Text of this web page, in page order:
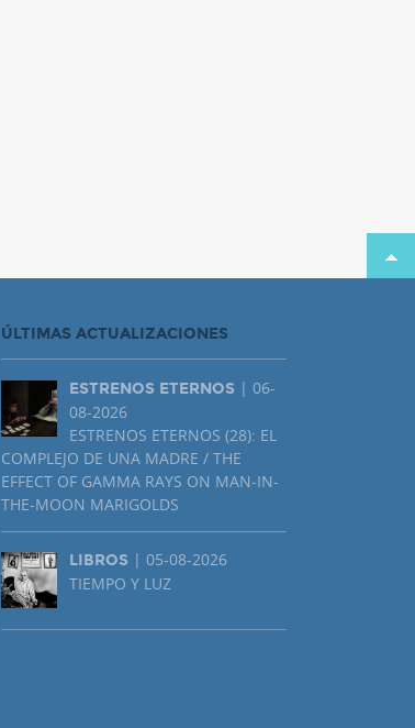
ÚLTIMAS ACTUALIZACIONES
ESTRENOS ETERNOS | 06-
08-2026
ESTRENOS ETERNOS (28): EL
COMPLEJO DE UNA MADRE / THE
EFFECT OF GAMMA RAYS ON MAN-IN-
THE-MOON MARIGOLDS
LIBROS | 05-08-2026
TIEMPO Y LUZ